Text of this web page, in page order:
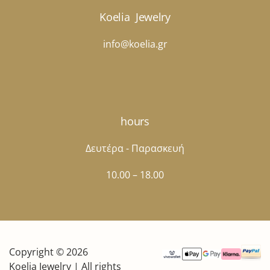
Koelia Jewelry
info@koelia.gr
hours
Δευτέρα - Παρασκευή
10.00 – 18.00
Copyright © 2026
Koelia Jewelry | All rights